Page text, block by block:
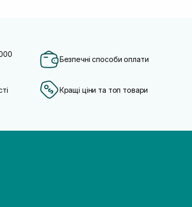
Безпечні способи оплати
Кращі ціни та топ товари